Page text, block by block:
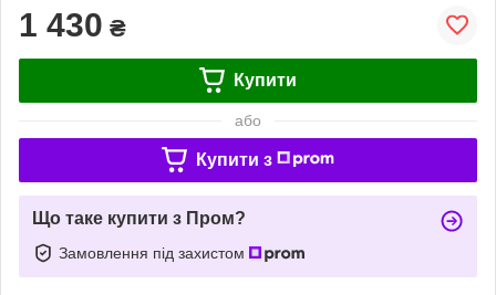
1 430 ₴
Купити
або
Купити з
Що таке купити з Пром?
Замовлення під захистом